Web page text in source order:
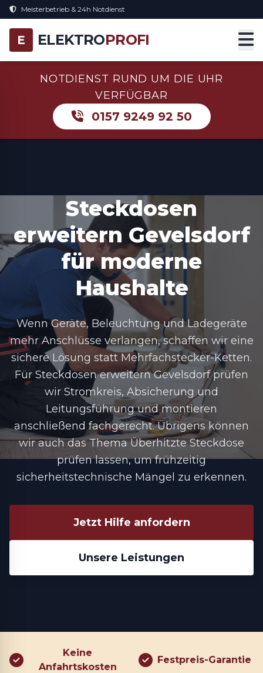
Meisterbetrieb & 24h Notdienst
E ELEKTROPROFI
NOTDIENST RUND UM DIE UHR
VERFÜGBAR
0157 9249 92 50
Steckdosen
erweitern Gevelsdorf
für moderne
Haushalte
Wenn Geräte, Beleuchtung und Ladegeräte
mehr Anschlüsse verlangen, schaffen wir eine
sichere Lösung statt Mehrfachstecker-Ketten.
Für Steckdosen erweitern Gevelsdorfprüfen
wir Stromkreis, Absicherung und
Leitungsführung und montieren
anschließend fachgerecht. Übrigens können
wir auch das Thema Überhitzte Steckdose
prüfen lassen, um frühzeitig
sicherheitstechnische Mängel zu erkennen.
Jetzt Hilfe anfordern
Unsere Leistungen
Keine
Anfahrtskosten
Festpreis-Garantie